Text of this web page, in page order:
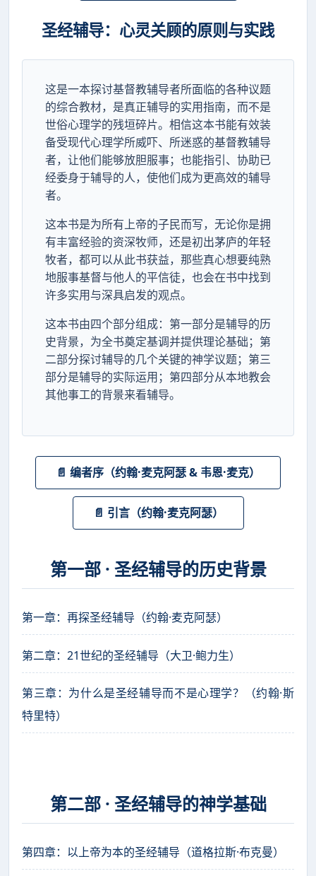
圣经辅导：心灵关顾的原则与实践
这是一本探讨基督教辅导者所面临的各种议题
的综合教材，是真正辅导的实用指南，而不是
世俗心理学的残垣碎片。相信这本书能有效装
备受现代心理学所威吓、所迷惑的基督教辅导
者，让他们能够放胆服事；也能指引、协助已
经委身于辅导的人，使他们成为更高效的辅导
者。
这本书是为所有上帝的子民而写，无论你是拥
有丰富经验的资深牧师，还是初出茅庐的年轻
牧者，都可以从此书获益，那些真心想要纯熟
地服事基督与他人的平信徒，也会在书中找到
许多实用与深具启发的观点。
这本书由四个部分组成：第一部分是辅导的历
史背景，为全书奠定基调并提供理论基础；第
二部分探讨辅导的几个关键的神学议题；第三
部分是辅导的实际运用；第四部分从本地教会
其他事工的背景来看辅导。
📄 编者序（约翰·麦克阿瑟 & 韦恩·麦克）
📄 引言（约翰·麦克阿瑟）
第一部 · 圣经辅导的历史背景
第一章：再探圣经辅导（约翰·麦克阿瑟）
第二章：21世纪的圣经辅导（大卫·鲍力生）
第三章：为什么是圣经辅导而不是心理学？（约翰·斯
特里特）
第二部 · 圣经辅导的神学基础
第四章：以上帝为本的圣经辅导（道格拉斯·布克曼）